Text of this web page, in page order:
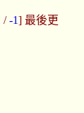
/-1] 最後更